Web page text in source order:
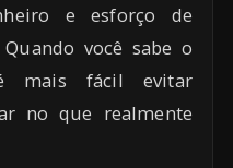
e esforço de
você sabe o
mais fácil evitar
no que realmente